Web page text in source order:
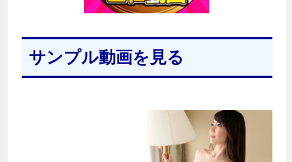
サンプル動画を見る